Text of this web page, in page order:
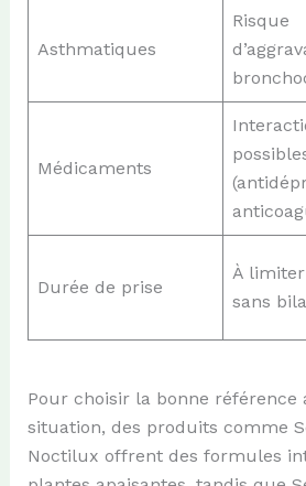
Asthmatiques
Risque
Médicaments
Durée de prise
À
sans
Pour choisir la bonne référence
situation, des produits comme
Noctilux offrent des formules